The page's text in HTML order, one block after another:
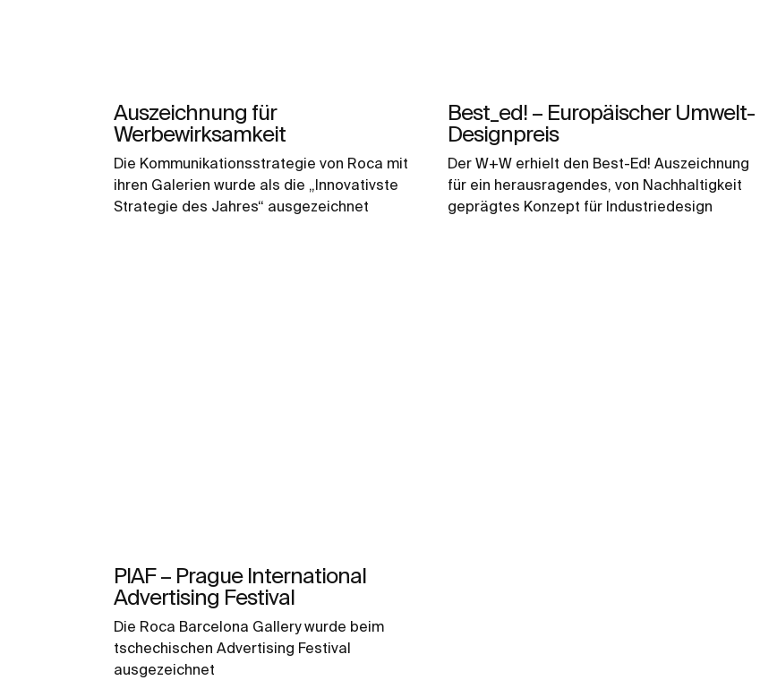
Auszeichnung für
Werbewirksamkeit
Die Kommunikationsstrategie von Roca mit
ihren Galerien wurde als die „Innovativste
Strategie des Jahres“ ausgezeichnet
Best_ed! – Europäischer Umwelt-
Designpreis
Der W+W erhielt den Best-Ed! Auszeichnung
für ein herausragendes, von Nachhaltigkeit
geprägtes Konzept für Industriedesign
PIAF – Prague International
Advertising Festival
Die Roca Barcelona Gallery wurde beim
tschechischen Advertising Festival
ausgezeichnet